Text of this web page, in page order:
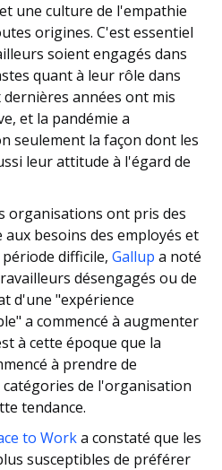
une culture de l'empathie
origines. C'est essentiel
soient engagés dans
quant à leur rôle dans
années ont mis
et la pandémie a
seulement la façon dont les
leur attitude à l'égard de
organisations ont pris des
besoins des employés et
période difficile,Gallup a noté
désengagés ou de
d'une "expérience
a commencé à augmenter
à cette époque que la
à prendre de
de l'organisation
tendance.
to Worka constaté que les
susceptibles de préférer